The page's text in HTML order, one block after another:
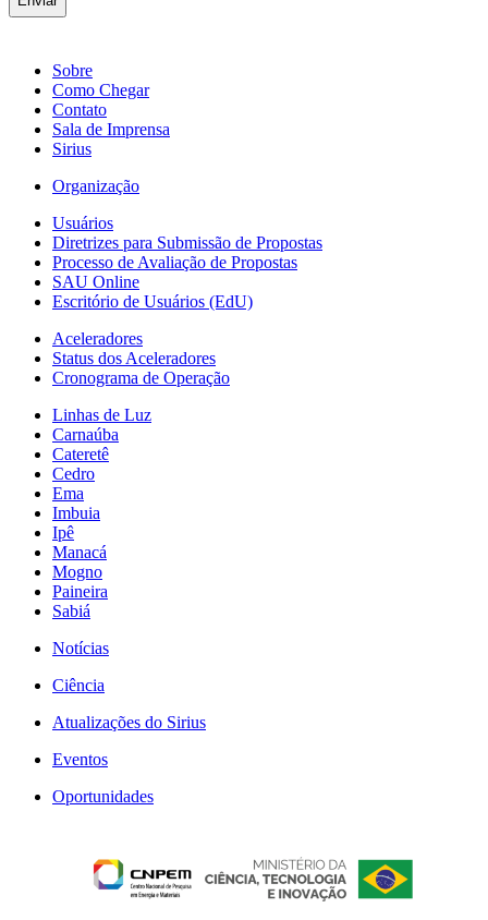
Sobre
Como Chegar
Contato
Sala de Imprensa
Sirius
Organização
Usuários
Diretrizes para Submissão de Propostas
Processo de Avaliação de Propostas
SAU Online
Escritório de Usuários (EdU)
Aceleradores
Status dos Aceleradores
Cronograma de Operação
Linhas de Luz
Carnaúba
Cateretê
Cedro
Ema
Imbuia
Ipê
Manacá
Mogno
Paineira
Sabiá
Notícias
Ciência
Atualizações do Sirius
Eventos
Oportunidades